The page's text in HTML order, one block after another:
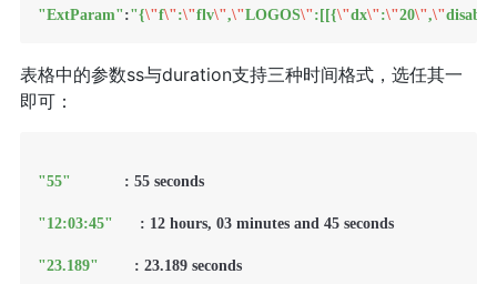
"ExtParam":"{\"f\":\"flv\",\"LOGOS\":[[{\"dx\":\"20\",\"
表格中的参数ss与duration支持三种时间格式，选任其一
即可：
"55"
            : 55 seconds
"12:03:45"
      : 12 hours, 03 minutes and 45 seconds
"23.189"
        : 23.189 seconds